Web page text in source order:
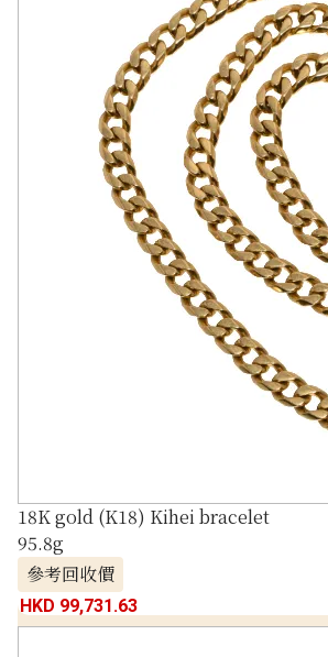
18K gold (K18) Kihei bracelet
95.8g
參考回收價
HKD 99,731.63